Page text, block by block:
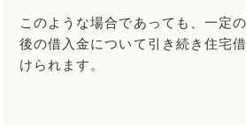
このような場合であっても、一定
後の借入金について引き続き住宅
けられます。